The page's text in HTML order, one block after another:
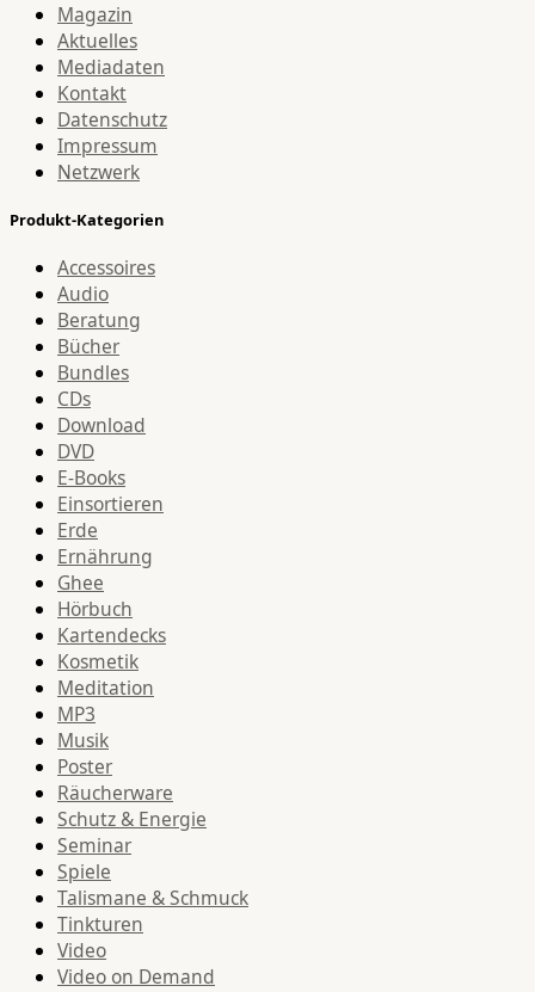
Magazin
Aktuelles
Mediadaten
Kontakt
Datenschutz
Impressum
Netzwerk
Produkt-Kategorien
Accessoires
Audio
Beratung
Bücher
Bundles
CDs
Download
DVD
E-Books
Einsortieren
Erde
Ernährung
Ghee
Hörbuch
Kartendecks
Kosmetik
Meditation
MP3
Musik
Poster
Räucherware
Schutz & Energie
Seminar
Spiele
Talismane & Schmuck
Tinkturen
Video
Video on Demand